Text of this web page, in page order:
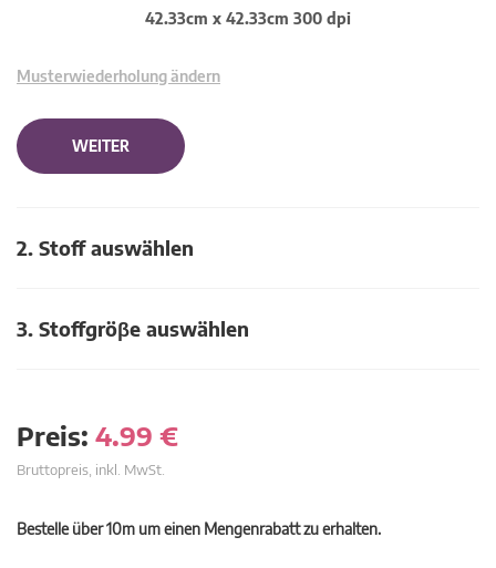
42.33cm x 42.33cm 300 dpi
Musterwiederholung ändern
WEITER
2. Stoff auswählen
3. Stoffgröβe auswählen
Preis: 4.99 €
Bruttopreis, inkl. MwSt.
Bestelle über 10m um einen Mengenrabatt zu erhalten.